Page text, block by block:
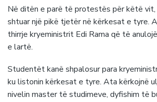
Në ditën e parë të protestës për këtë
shtuar një pikë tjetër në kërkesat e tyre.
thirrje kryeministrit Edi Rama që të
e lartë.
Studentët kanë shpalosur para
ku listonin kërkesat e tyre. Ata kërkojnë
nivelin master të studimeve, dyfishim të